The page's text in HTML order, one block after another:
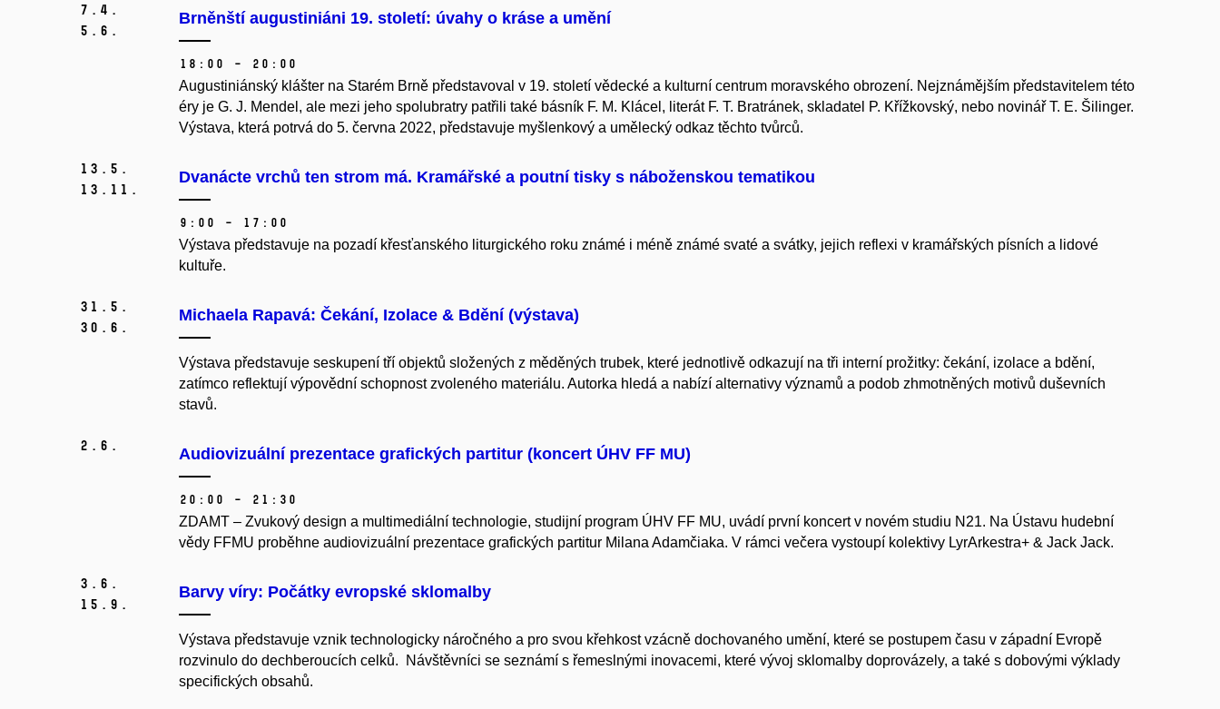
7. 4.
5. 6.
Brněnští augustiniáni 19. století: úvahy o kráse a umění
18:00 – 20:00
Augustiniánský klášter na Starém Brně představoval v 19. století vědecké a kulturní centrum moravského obrození. Nejznámějším představitelem této
éry je G. J. Mendel, ale mezi jeho spolubratry patřili také básník F. M. Klácel, literát F. T. Bratránek, skladatel P. Křížkovský, nebo novinář T. E. Šilinger.
Výstava, která potrvá do 5. června 2022, představuje myšlenkový a umělecký odkaz těchto tvůrců.
13. 5.
13. 11.
Dvanácte vrchů ten strom má. Kramářské a poutní tisky s náboženskou tematikou
9:00 – 17:00
Výstava představuje na pozadí křesťanského liturgického roku známé i méně známé svaté a svátky, jejich reflexi v kramářských písních a lidové
kultuře.
31. 5.
30. 6.
Michaela Rapavá: Čekání, Izolace & Bdění (výstava)
Výstava představuje seskupení tří objektů složených z měděných trubek, které jednotlivě odkazují na tři interní prožitky: čekání, izolace a bdění,
zatímco reflektují výpovědní schopnost zvoleného materiálu. Autorka hledá a nabízí alternativy významů a podob zhmotněných motivů duševních
stavů.
2. 6. Audiovizuální prezentace grafických partitur (koncert ÚHV FF MU)
20:00 – 21:30
ZDAMT – Zvukový design a multimediální technologie, studijní program ÚHV FF MU, uvádí první koncert v novém studiu N21. Na Ústavu hudební
vědy FFMU proběhne audiovizuální prezentace grafických partitur Milana Adamčiaka. V rámci večera vystoupí kolektivy LyrArkestra+ & Jack Jack.
3. 6.
15. 9.
Barvy víry: Počátky evropské sklomalby
Výstava představuje vznik technologicky náročného a pro svou křehkost vzácně dochovaného umění, které se postupem času v západní Evropě
rozvinulo do dechberoucích celků. Návštěvníci se seznámí s řemeslnými inovacemi, které vývoj sklomalby doprovázely, a také s dobovými výklady
specifických obsahů.